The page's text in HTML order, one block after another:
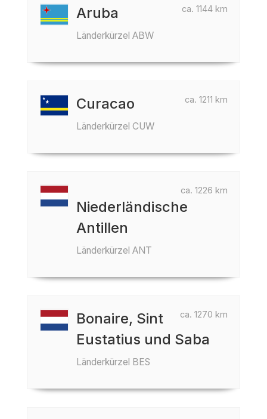
ca. 1144 km
Aruba
Länderkürzel ABW
ca. 1211 km
Curacao
Länderkürzel CUW
ca. 1226 km
Niederländische
Antillen
Länderkürzel ANT
ca. 1270 km
Bonaire, Sint
Eustatius und Saba
Länderkürzel BES